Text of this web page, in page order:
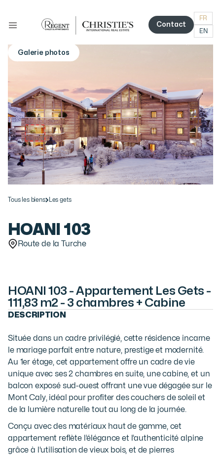
FR
EN
Contact
Contact
Galerie photos
More photos
Tous les biens Les gets
HOANI 103
Route de la Turche
HOANI 103 - Appartement Les Gets -
111,83 m2 - 3 chambres + Cabine
DESCRIPTION
Située dans un cadre privilégié, cette résidence incarne
le mariage parfait entre nature, prestige et modernité.
Au 1er étage, cet appartement offre un cadre de vie
unique avec ses 2 chambres en suite, une cabine, et un
balcon exposé sud-ouest offrant une vue dégagée sur le
Mont Caly, idéal pour profiter des couchers de soleil et
de la lumière naturelle tout au long de la journée.
Conçu avec des matériaux haut de gamme, cet
appartement reflète l’élégance et l’authenticité alpine
grâce à l'utilisation de vieux bois, et de pierres